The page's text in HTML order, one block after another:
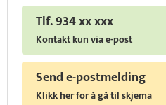
Tlf. 934 xx xxx
Kontakt kun via e-post
Send e-postmelding
Klikk her for å gå til skjema